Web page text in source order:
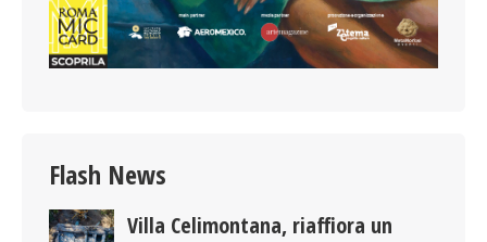
Flash News
Villa Celimontana, riaffiora un